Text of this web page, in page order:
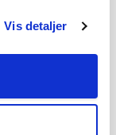
Vis detaljer
jeres